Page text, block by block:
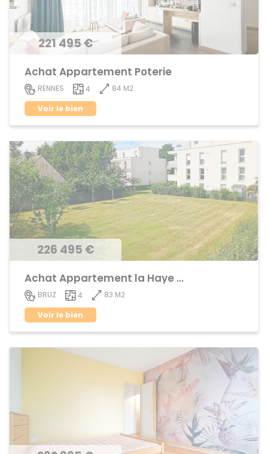
221 495 €
Achat Appartement Poterie
RENNES 4
84 M2
Voir le bien
226 495 €
Achat Appartement la Haye de Pan
BRUZ 4
83 M2
Voir le bien